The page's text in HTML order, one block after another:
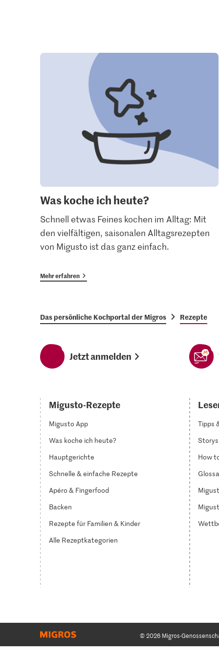
Was koche ich heute?
Schnell etwas Feines kochen im Alltag: Mit
den vielfältigen, saisonalen Alltagsrezepten
von Migusto ist das ganz einfach.
Mehr erfahren
Das persönliche Kochportal der Migros Rezepte
Jetzt anmelden
Migusto-Rezepte
Migusto App
Was koche ich heute?
Hauptgerichte
Schnelle & einfache Rezepte
Apéro & Fingerfood
Backen
Rezepte für Familien & Kinder
Alle Rezeptkategorien
Tipps
Storys
How
© 2026 Migros-